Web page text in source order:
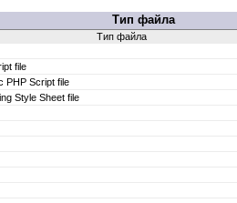
Тип файла
Тип файла
file
PHP Script file
Style Sheet file